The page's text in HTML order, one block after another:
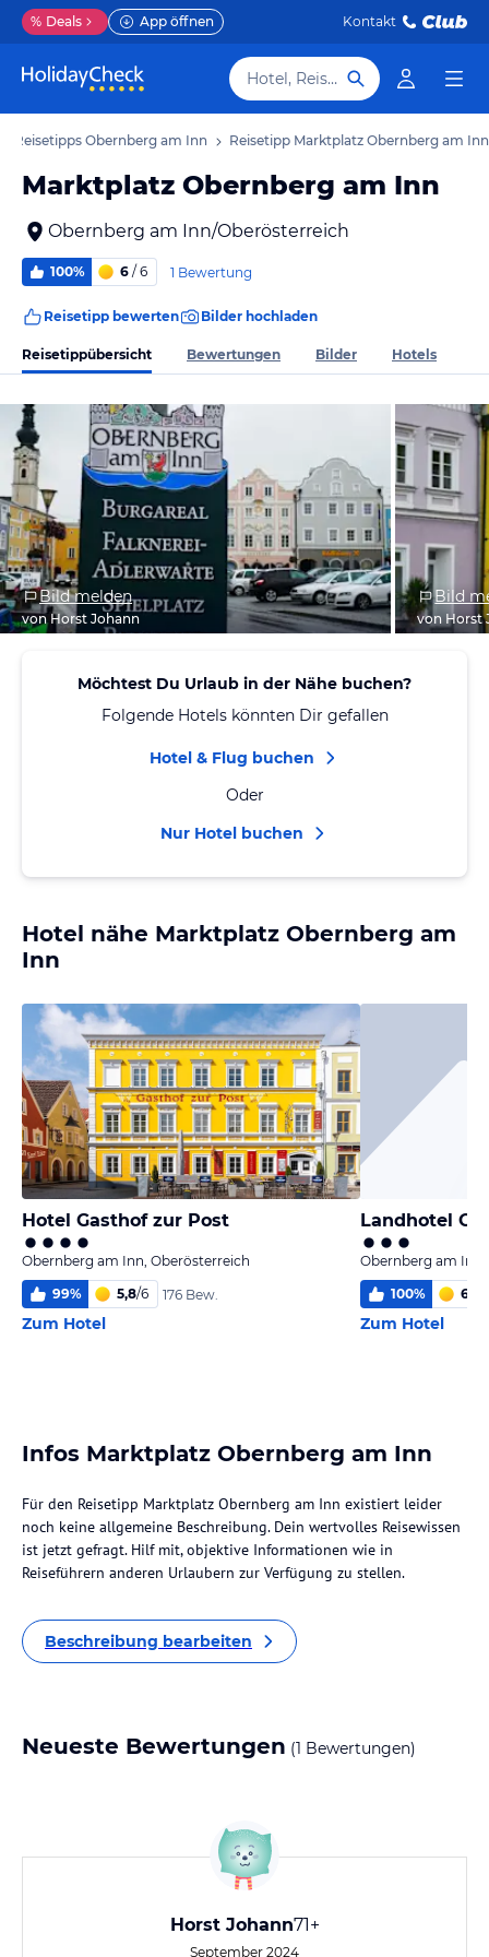
% Deals App öffnen Kontakt
Hotel, Reiseziel
Reisetipps Obernberg am Inn Reisetipp Marktplatz Obernberg am Inn
Marktplatz Obernberg am Inn
Obernberg am Inn/Oberösterreich
100% 6 / 6 1 Bewertung
Reisetipp bewerten Bilder hochladen
Reisetippübersicht Bewertungen Bilder Hotels
Bild melden
von Horst Johann
Bild
von Horst
Möchtest Du Urlaub in der Nähe buchen?
Folgende Hotels könnten Dir gefallen
Hotel & Flug buchen
Oder
Nur Hotel buchen
Hotel nähe Marktplatz Obernberg am
Inn
Hotel Gasthof zur Post
Obernberg am Inn, Oberösterreich
99% 5,8/6 176 Bew.
Zum Hotel
Landhotel
Obernberg am
100% 6,0
Zum Hotel
Infos Marktplatz Obernberg am Inn
Für den Reisetipp Marktplatz Obernberg am Inn existiert leider
noch keine allgemeine Beschreibung. Dein wertvolles Reisewissen
ist jetzt gefragt. Hilf mit, objektive Informationen wie in
Reiseführern anderen Urlaubern zur Verfügung zu stellen.
Beschreibung bearbeiten
Neueste Bewertungen (1 Bewertungen)
Horst Johann71+
September 2024